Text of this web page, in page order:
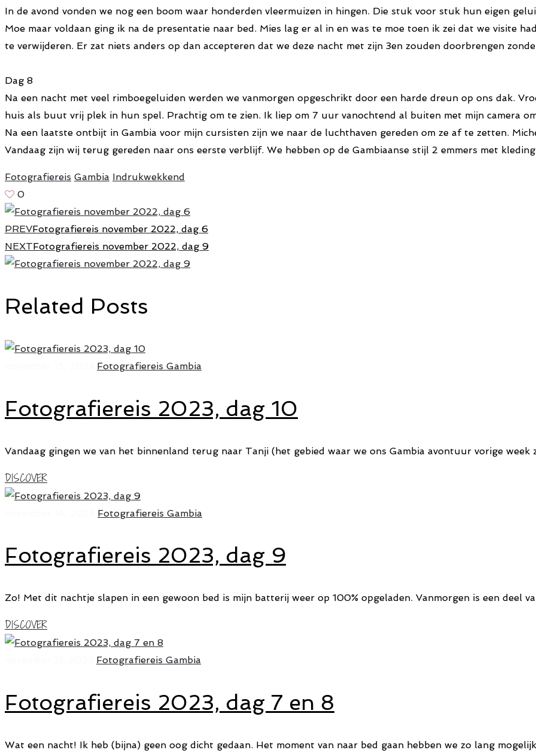
In de avond vonden we nog een boom waar honderden vleermuizen in hingen. Die stuk voor stuk hun eigen
Moe maar voldaan ging ik na de presentatie naar bed. Mies lag er al in en was te moe toen ik zei dat we visite
te verwijderen. Er zat niets anders op dan accepteren dat we deze nacht met zijn 3en zouden doorbrengen
Dag 8
Na een nacht met veel rimboegeluiden werden we vanmorgen opgeschrikt door een harde dreun op ons dak.
huis als buut vrij plek in hun spel. Prachtig om te zien. Ik liep om 7 uur vanochtend al buiten met mijn camera
Na een laatste ontbijt in Gambia voor mijn cursisten zijn we naar de luchthaven gereden om ze af te zetten.
Vandaag zijn wij terug gereden naar ons eerste verblijf. We hebben op de Gambiaanse stijl 2 emmers met
Fotografiereis Gambia Indrukwekkend
0
PREVFotografiereis november 2022, dag 6
NEXTFotografiereis november 2022, dag 9
Related Posts
Fotografiereis Gambia
Fotografiereis 2023, dag 10
Vandaag gingen we van het binnenland terug naar Tanji (het gebied waar we ons Gambia avontuur vorige week
DISCOVER
Fotografiereis Gambia
Fotografiereis 2023, dag 9
Zo! Met dit nachtje slapen in een gewoon bed is mijn batterij weer op 100% opgeladen. Vanmorgen is een deel
DISCOVER
Fotografiereis Gambia
Fotografiereis 2023, dag 7 en 8
Wat een nacht! Ik heb (bijna) geen oog dicht gedaan. Het moment van naar bed gaan hebben we zo lang